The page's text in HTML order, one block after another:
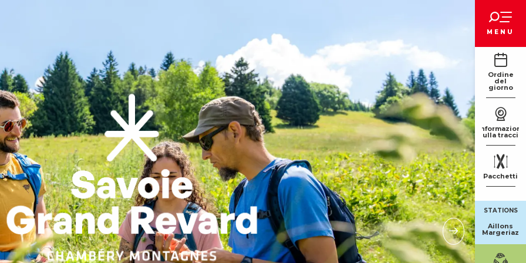
MENU
Ordine
del
giorno
Informazioni
sulla traccia
Pacchetti
STATIONS
Aillons
Margeriaz